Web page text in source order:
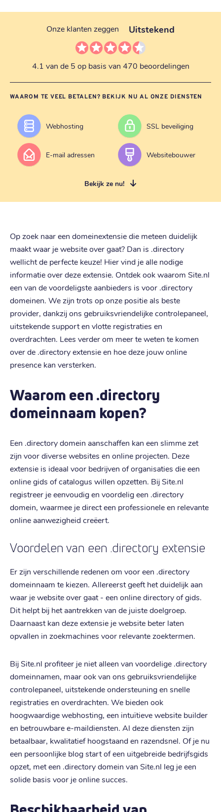
Onze klanten zeggen Uitstekend
4.1 van de 5 op basis van 470 beoordelingen
WAAROM TE VEEL BETALEN? BEKIJK NU AL ONZE DIENSTEN
Webhosting SSL beveiliging
E-mail adressen Websitebouwer
Bekijk ze nu!
Op zoek naar een domeinextensie die meteen duidelijk
maakt waar je website over gaat? Dan is .directory
wellicht de perfecte keuze! Hier vind je alle nodige
informatie over deze extensie. Ontdek ook waarom Site.nl
een van de voordeligste aanbieders is voor .directory
domeinen. We zijn trots op onze positie als beste
provider, dankzij ons gebruiksvriendelijke controlepaneel,
uitstekende support en vlotte registraties en
overdrachten. Lees verder om meer te weten te komen
over de .directory extensie en hoe deze jouw online
presence kan versterken.
Waarom een .directory
domeinnaam kopen?
Een .directory domein aanschaffen kan een slimme zet
zijn voor diverse websites en online projecten. Deze
extensie is ideaal voor bedrijven of organisaties die een
online gids of catalogus willen opzetten. Bij Site.nl
registreer je eenvoudig en voordelig een .directory
domein, waarmee je direct een professionele en relevante
online aanwezigheid creëert.
Voordelen van een .directory extensie
Er zijn verschillende redenen om voor een .directory
domeinnaam te kiezen. Allereerst geeft het duidelijk aan
waar je website over gaat - een online directory of gids.
Dit helpt bij het aantrekken van de juiste doelgroep.
Daarnaast kan deze extensie je website beter laten
opvallen in zoekmachines voor relevante zoektermen.
Bij Site.nl profiteer je niet alleen van voordelige .directory
domeinnamen, maar ook van ons gebruiksvriendelijke
controlepaneel, uitstekende ondersteuning en snelle
registraties en overdrachten. We bieden ook
hoogwaardige webhosting, een intuïtieve website builder
en betrouwbare e-maildiensten. Al deze diensten zijn
betaalbaar, kwalitatief hoogstaand en razendsnel. Of je nu
een persoonlijke blog start of een uitgebreide bedrijfsgids
opzet, met een .directory domein van Site.nl leg je een
solide basis voor je online succes.